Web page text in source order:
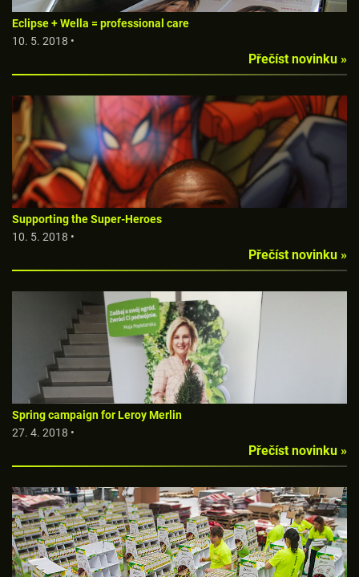
Eclipse + Wella = professional care
10. 5. 2018 •
Přečíst novinku »
Supporting the Super-Heroes
10. 5. 2018 •
Přečíst novinku »
Spring campaign for Leroy Merlin
27. 4. 2018 •
Přečíst novinku »